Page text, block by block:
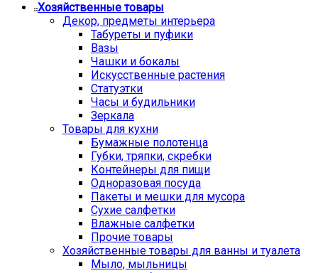
Хозяйственные товары
Декор, предметы интерьера
Табуреты и пуфики
Вазы
Чашки и бокалы
Искусственные растения
Статуэтки
Часы и будильники
Зеркала
Товары для кухни
Бумажные полотенца
Губки, тряпки, скребки
Контейнеры для пищи
Одноразовая посуда
Пакеты и мешки для мусора
Сухие салфетки
Влажные салфетки
Прочие товары
Хозяйственные товары для ванны и туалета
Мыло, мыльницы